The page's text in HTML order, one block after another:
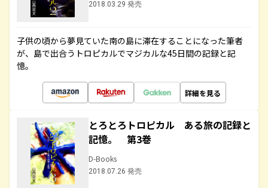
2018.03.29 発売
子供の頃から夢見ていた南の島に滞在することになった筆者
が、島で出合うトロピカルでマジカルな45日間の記録と記
憶。
詳細を見る
とろとろトロピカル ある旅の記録と
記憶。 第3巻
D-Books
2018.07.26 発売